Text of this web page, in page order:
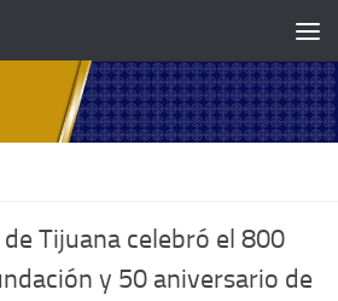
Tijuana celebró el 800
y 50 aniversario de